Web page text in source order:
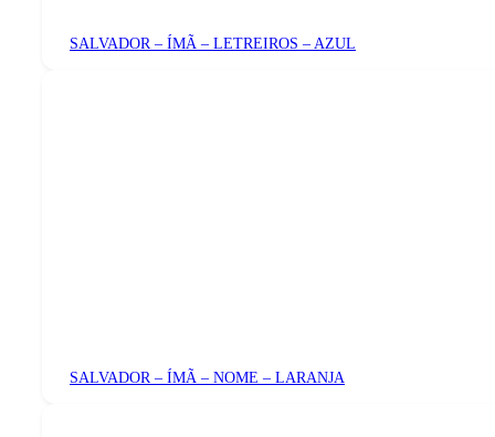
SALVADOR – ÍMÃ – LETREIROS – AZUL
SALVADOR – ÍMÃ – NOME – LARANJA